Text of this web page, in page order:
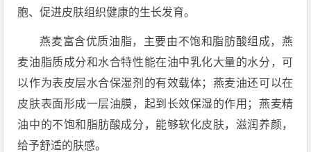
胞、促进皮肤组织健康的生长发育。
燕麦富含优质油脂，主要由不饱和脂肪酸组成，燕
麦油脂质成分和水合特性能在油中乳化大量的水分，可
以作为表皮层水合保湿剂的有效载体；燕麦油还可以在
皮肤表面形成一层油膜，起到长效保湿的作用；燕麦精
油中的不饱和脂肪酸成分，能够软化皮肤，滋润养颜，
给予舒适的肤感。